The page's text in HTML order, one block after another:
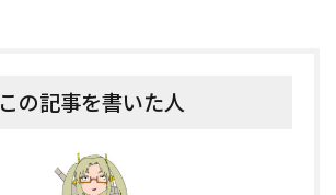
この記事を書いた人